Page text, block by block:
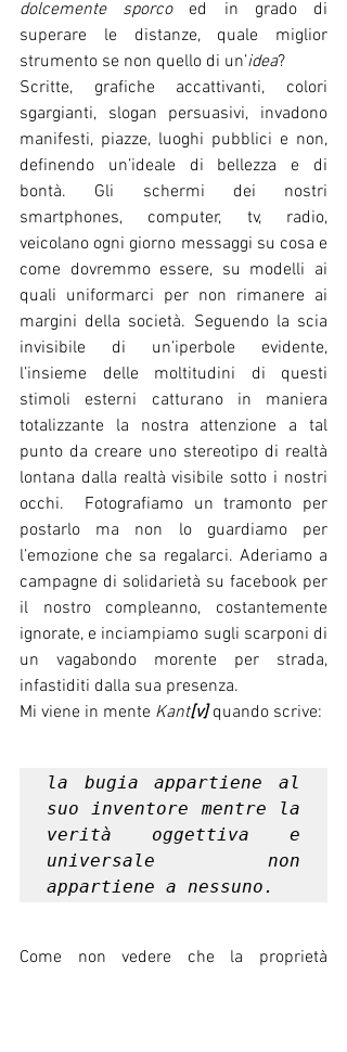
dolcemente sporco ed in grado di
superare le distanze, quale miglior
strumento se non quello di un’idea?
Scritte, grafiche accattivanti, colori
sgargianti, slogan persuasivi, invadono
manifesti, piazze, luoghi pubblici e non,
definendo un’ideale di bellezza e di
bontà. Gli schermi dei nostri
smartphones, computer, tv, radio,
veicolano ogni giorno messaggi su cosa e
come dovremmo essere, su modelli ai
quali uniformarci per non rimanere ai
margini della società. Seguendo la scia
invisibile di un’iperbole evidente,
l’insieme delle moltitudini di questi
stimoli esterni catturano in maniera
totalizzante la nostra attenzione a tal
punto da creare uno stereotipo di realtà
lontana dalla realtà visibile sotto i nostri
occhi.  Fotografiamo un tramonto per
postarlo ma non lo guardiamo per
l’emozione che sa regalarci. Aderiamo a
campagne di solidarietà su facebook per
il nostro compleanno, costantemente
ignorate, e inciampiamo sugli scarponi di
un vagabondo morente per strada,
infastiditi dalla sua presenza.
Mi viene in mente Kant[v] quando scrive:
la bugia appartiene al
suo inventore mentre la
verità oggettiva e
universale non
appartiene a nessuno.
Come non vedere che la proprietà